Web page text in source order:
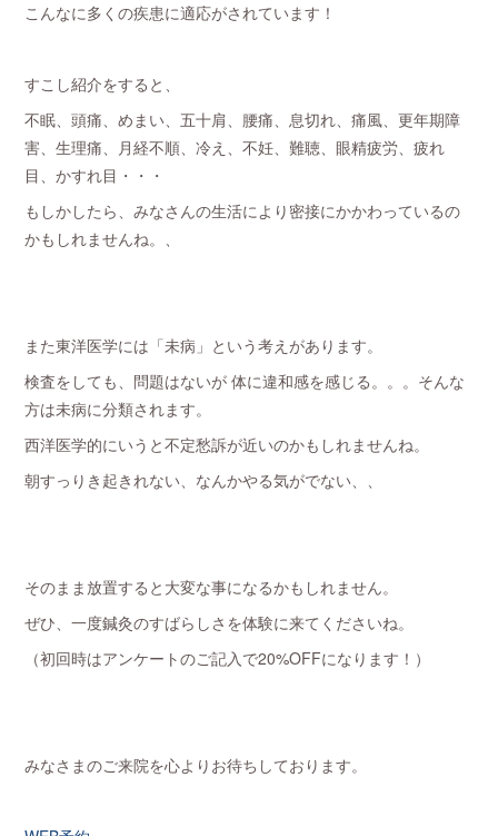
こんなに多くの疾患に適応がされています！
すこし紹介をすると、
不眠、頭痛、めまい、五十肩、腰痛、息切れ、痛風、更年期障
害、生理痛、月経不順、冷え、不妊、難聴、眼精疲労、疲れ
目、かすれ目・・・
もしかしたら、みなさんの生活により密接にかかわっているの
かもしれませんね。、
また東洋医学には「未病」という考えがあります。
検査をしても、問題はないが 体に違和感を感じる。。。そんな
方は未病に分類されます。
西洋医学的にいうと不定愁訴が近いのかもしれませんね。
朝すっりき起きれない、なんかやる気がでない、、
そのまま放置すると大変な事になるかもしれません。
ぜひ、一度鍼灸のすばらしさを体験に来てくださいね。
（初回時はアンケートのご記入で20%OFFになります！）
みなさまのご来院を心よりお待ちしております。